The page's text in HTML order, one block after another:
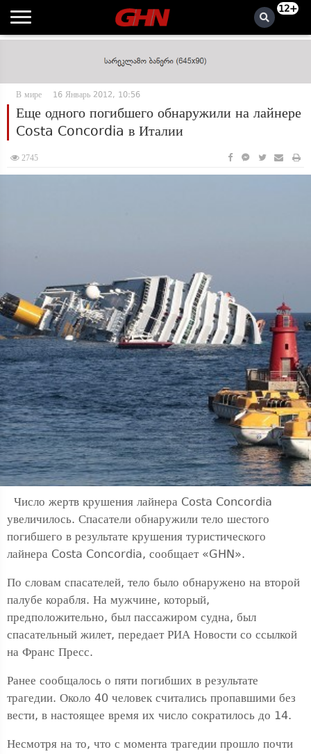
12+
В мире 16 Январь 2012, 10:56
Еще одного погибшего обнаружили на лайнере
Costa Concordia в Италии
2745
Число жертв крушения лайнера Costa Concordia
увеличилось. Спасатели обнаружили тело шестого
погибшего в результате крушения туристического
лайнера Costa Concordia, сообщает «GHN».
По словам спасателей, тело было обнаружено на второй
палубе корабля. На мужчине, который,
предположительно, был пассажиром судна, был
спасательный жилет, передает РИА Новости со ссылкой
на Франс Пресс.
Ранее сообщалось о пяти погибших в результате
трагедии. Около 40 человек считались пропавшими без
вести, в настоящее время их число сократилось до 14.
Несмотря на то, что с момента трагедии прошло почти